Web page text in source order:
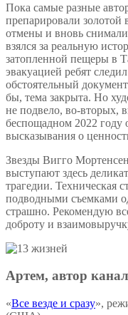
Пока самые разные
препарировали золотой
отмены и вновь
взялся за реальную
затопленной пещеры в
эвакуацией ребят
обстоятельный
бы, тема закрыта. Но
не подвело, во-вторых,
беспощадном 2022 году
высказывания о
Звезды Вигго
выступают здесь
трагедии. Техническая
подводными съемками
страшно. Рекомендую
доброту и
Артем, автор
«Все везде и сразу»,